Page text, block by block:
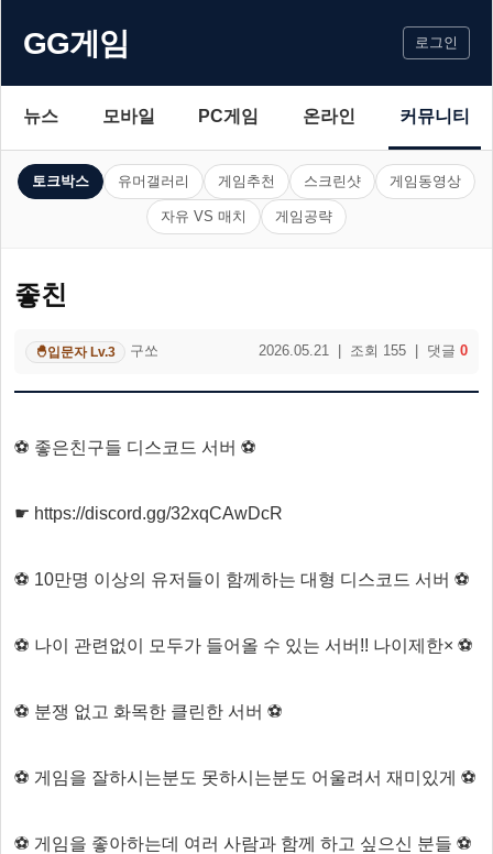
GG게임 로그인
뉴스 모바일 PC게임 온라인 커뮤니티
토크박스 유머갤러리 게임추천 스크린샷 게임동영상
자유 VS 매치 게임공략
좋친
🐣입문자 Lv.3 구쏘 2026.05.21 | 조회 155 | 댓글 0
⚽ 좋은친구들 디스코드 서버 ⚽
☛ https://discord.gg/32xqCAwDcR
⚽ 10만명 이상의 유저들이 함께하는 대형 디스코드 서버 ⚽
⚽ 나이 관련없이 모두가 들어올 수 있는 서버!! 나이제한× ⚽
⚽ 분쟁 없고 화목한 클린한 서버 ⚽
⚽ 게임을 잘하시는분도 못하시는분도 어울려서 재미있게 ⚽
⚽ 게임을 좋아하는데 여러 사람과 함께 하고 싶으신 분들 ⚽